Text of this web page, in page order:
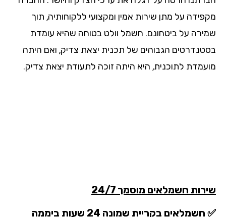
על מתן שירות אמין ומקצועי ללקוחותיה, תוך
על ביטחונם. חשמל וולט בטוחה שהיא עומדת
הגבוהים של תכנית יצאת צדיק, ואם היתה
לתוכנית, היא היתה זוכה לתעודת יצאת צדיק.
חשמלאים מוסמך 24/7
בקריית שמונה 24 שעות ביממה